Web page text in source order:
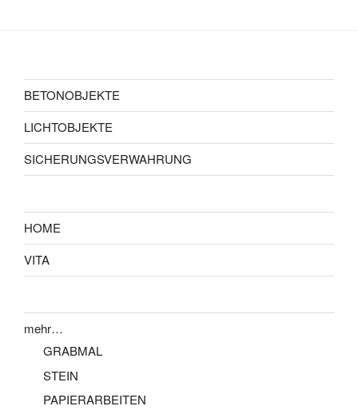
BETONOBJEKTE
LICHTOBJEKTE
SICHERUNGSVERWAHRUNG
HOME
VITA
mehr…
GRABMAL
STEIN
PAPIERARBEITEN